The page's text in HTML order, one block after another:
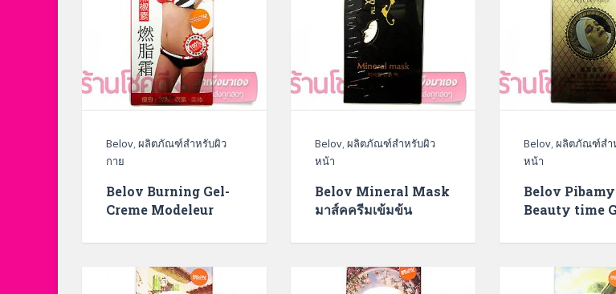
Belov,ผลิตภัณฑ์สำหรับผิว
กาย
Belov Burning Gel-
Creme Modeleur
Belov,ผลิตภัณฑ์สำหรับผิว
หน้า
Belov Mineral Mask
มาส์คครีมเข้มข้น
Belov,ผลิตภัณฑ์สำ
หน้า
Belov Pibamy
Beauty time
ทองคำ